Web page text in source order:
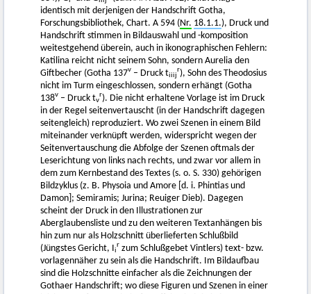
identisch mit derjenigen der Handschrift Gotha,
Forschungsbibliothek, Chart. A 594 (Nr. 18.1.1.), Druck und
Handschrift stimmen in Bildauswahl und -komposition
weitestgehend überein, auch in ikonographischen Fehlern:
Katilina reicht nicht seinem Sohn, sondern Aurelia den
Giftbecher (Gotha 137v – Druck tiiij
r), Sohn des Theodosius
nicht im Turm eingeschlossen, sondern erhängt (Gotha
138v – Druck tv
r). Die nicht erhaltene Vorlage ist im Druck
in der Regel seitenvertauscht (in der Handschrift dagegen
seitengleich) reproduziert. Wo zwei Szenen in einem Bild
miteinander verknüpft werden, widerspricht wegen der
Seitenvertauschung die Abfolge der Szenen oftmals der
Leserichtung von links nach rechts, und zwar vor allem in
dem zum Kernbestand des Textes (s. o. S. 330) gehörigen
Bildzyklus (z. B. Physoia und Amore [d. i. Phintias und
Damon]; Semiramis; Jurina; Reuiger Dieb). Dagegen
scheint der Druck in den Illustrationen zur
Aberglaubensliste und zu den weiteren Textanhängen bis
hin zum nur als Holzschnitt überlieferten Schlußbild
(Jüngstes Gericht, Ii
r zum Schlußgebet Vintlers) text- bzw.
vorlagennäher zu sein als die Handschrift. Im Bildaufbau
sind die Holzschnitte einfacher als die Zeichnungen der
Gothaer Handschrift; wo diese Figuren und Szenen in einer